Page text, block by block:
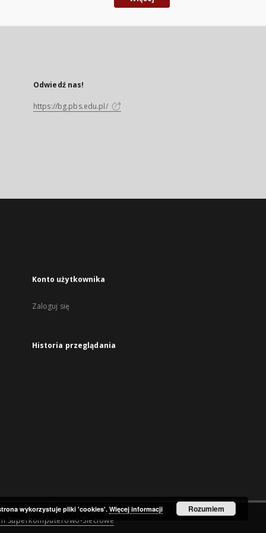
Odwiedź nas!
https://bg.pbs.edu.pl/
Konto użytkownika
Zaloguj się
Historia przeglądania
Superkomputerowo-Sieciowe
wykorzystuje pliki 'cookies'.Więcej informacji Rozumiem